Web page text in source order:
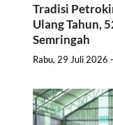
Tradisi
Ulang Tahun,
Semringah
Rabu, 29 Juli 2026